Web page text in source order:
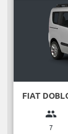
FIAT
group
7